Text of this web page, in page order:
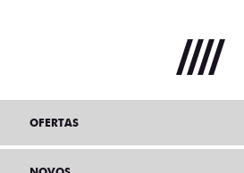
OFERTAS